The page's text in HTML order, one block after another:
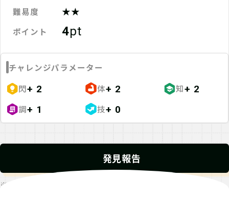
難易度 ★★
ポイント 4pt
チャレンジパラメーター
閃+ 2 体+ 2 知+ 2
調+ 1 技+ 0
発見報告
※発見報告にGPSを使用するクエストが一部存在します。